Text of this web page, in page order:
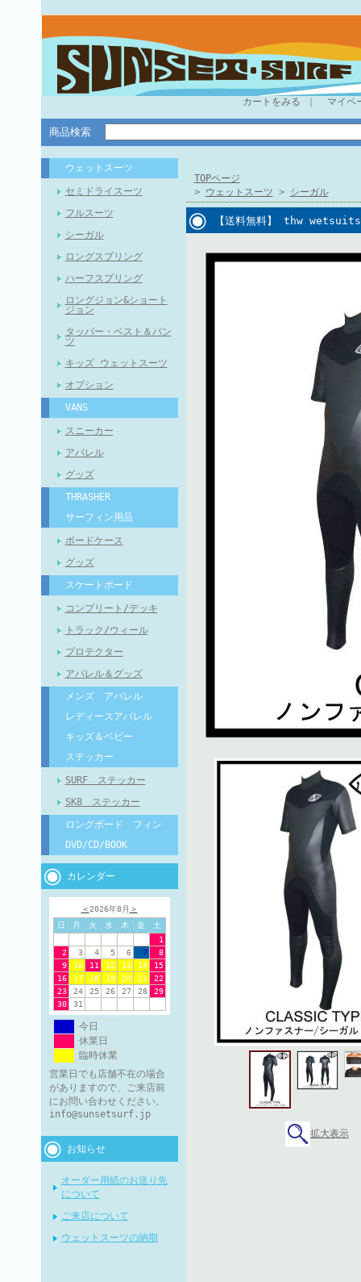
カートをみる マイペ
商品検索
ウェットスーツ
セミドライスーツ
フルスーツ
シーガル
ロングスプリング
ハーフスプリング
ロングジョン&ショート
ジョン
タッパー・ベスト＆パン
ツ
キッズ ウェットスーツ
オプション
VANS
スニーカー
アパレル
グッズ
THRASHER
サーフィン用品
ボードケース
グッズ
スケートボード
コンプリート/デッキ
トラック/ウィール
プロテクター
アパレル＆グッズ
メンズ アパレル
レディースアパレル
キッズ＆ベビー
ステッカー
SURF ステッカー
SK8 ステッカー
ロングボード フィン
DVD/CD/BOOK
カレンダー
＜2026年8月 ＞
日
月 火 水 木 金
土
1
2
3 4 5 6 7
8
9
10 11 12 13 14
15
16
17 18 19 20 21
22
23
24 25 26 27 28
29
30
31
今日
休業日
臨時休業
営業日でも店舗不在の場合
がありますので、ご来店前
にお問い合わせください。
info@sunsetsurf.jp
お知らせ
オーダー用紙のお送り先
について
ご来店について
ウェットスーツの納期
TOPページ
> ウェットスーツ > シーガル
【送料無料】 thw wetsuits
拡大表示